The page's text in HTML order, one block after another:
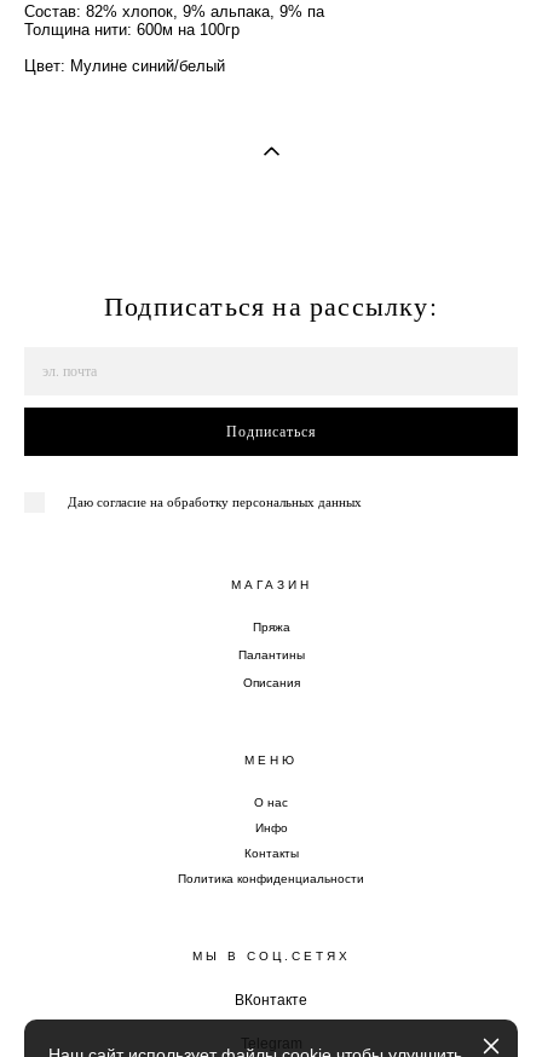
Состав: 82% хлопок, 9% альпака, 9% па
Толщина нити: 600м на 100гр
Цвет: Мулине синий/белый
Подписаться на рассылку:
Подписаться
Даю согласие на обработку персональных данных
МАГАЗИН
Пряжа
Палантины
Описания
МЕНЮ
О нас
Инфо
Контакты
Политика конфиденциальности
МЫ В СОЦ.СЕТЯХ
ВКонтакте
Telegram